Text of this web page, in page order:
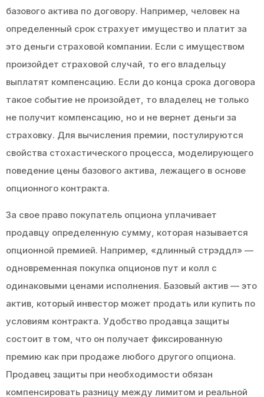
базового актива по договору. Например, человек на
определенный срок страхует имущество и платит за
это деньги страховой компании. Если с имуществом
произойдет страховой случай, то его владельцу
выплатят компенсацию. Если до конца срока договора
такое событие не произойдет, то владелец не только
не получит компенсацию, но и не вернет деньги за
страховку. Для вычисления премии, постулируются
свойства стохастического процесса, моделирующего
поведение цены базового актива, лежащего в основе
опционного контракта.
За свое право покупатель опциона уплачивает
продавцу определенную сумму, которая называется
опционной премией. Например, «длинный стрэддл» —
одновременная покупка опционов пут и колл с
одинаковыми ценами исполнения. Базовый актив — это
актив, который инвестор может продать или купить по
условиям контракта. Удобство продавца защиты
состоит в том, что он получает фиксированную
премию как при продаже любого другого опциона.
Продавец защиты при необходимости обязан
компенсировать разницу между лимитом и реальной